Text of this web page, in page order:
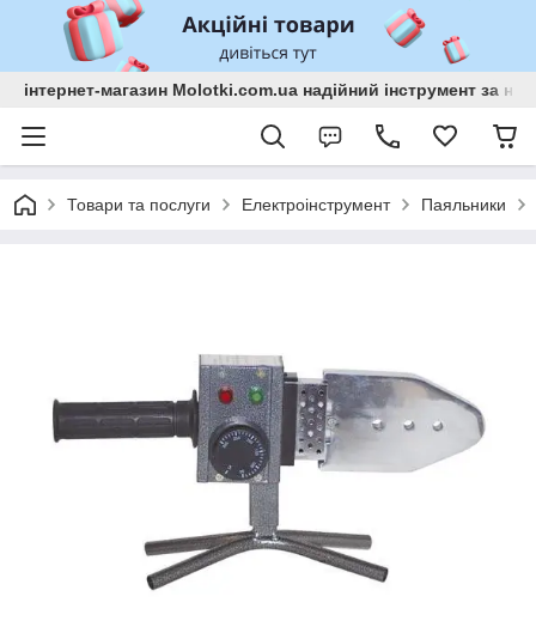
інтернет-магазин Molotki.com.ua надійний інструмент за
Товари та послуги Електроінструмент Паяльники